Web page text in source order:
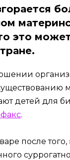
это
детей для
.
после